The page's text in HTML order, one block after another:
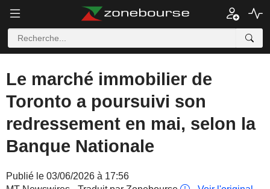
Le marché immobilier de
Toronto a poursuivi son
redressement en mai, selon la
Banque Nationale
Publié le 03/06/2026 à 17:56